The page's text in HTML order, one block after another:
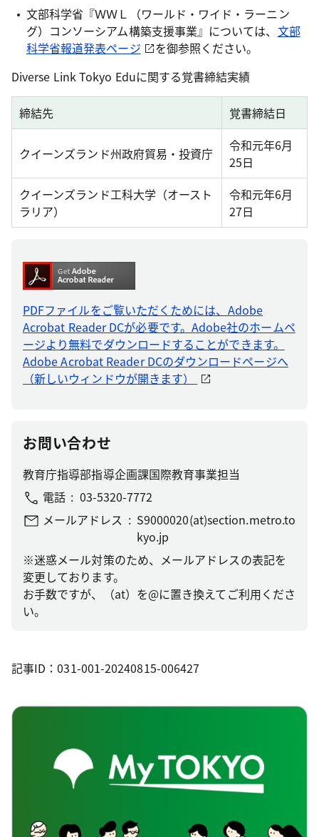
文部科学省『ＷＷＬ（ワールド・ワイド・ラーニン
グ）コンソーシアム構築支援事業』については、 文部
科学省報道発表ページ
を御参照ください。
Diverse Link Tokyo Eduに関する覚書締結実績
締結先 覚書締結日
クイーンズランド州政府貿易・投資庁
令和元年6月
25日
クイーンズランド工科大学（オースト
ラリア）
令和元年6月
27日
PDFファイルをご覧いただくためには、Adobe
Acrobat Reader DCが必要です。Adobe社のホームペ
ージより無料でダウンロードすることができます。
Adobe Acrobat Reader DCのダウンロードページへ
（新しいウィンドウが開きます）
お問い合わせ
教育庁指導部指導企画課国際教育事業担当
電話
03-5320-7772
メールアドレス
S9000020(at)section.metro.to
kyo.jp
※迷惑メール対策のため、メールアドレスの表記を
変更しております。
お手数ですが、（at）を@に置き換えてご利用くださ
い。
記事ID：031-001-20240815-006427